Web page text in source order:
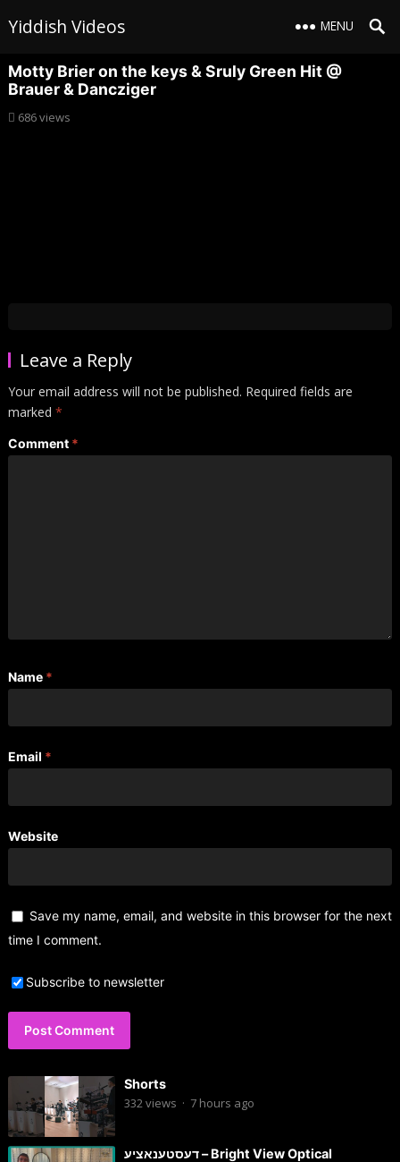
Yiddish Videos MENU
Motty Brier on the keys & Sruly Green Hit @
Brauer & Dancziger
686views
Leave a Reply
Your email address will not be published. Required fields are
marked *
Comment *
Name *
Email *
Website
Save my name, email, and website in this browser for the next
time I comment.
Subscribe to newsletter
Shorts
332views · 7 hours ago
דעסטענאציע – Bright View Optical